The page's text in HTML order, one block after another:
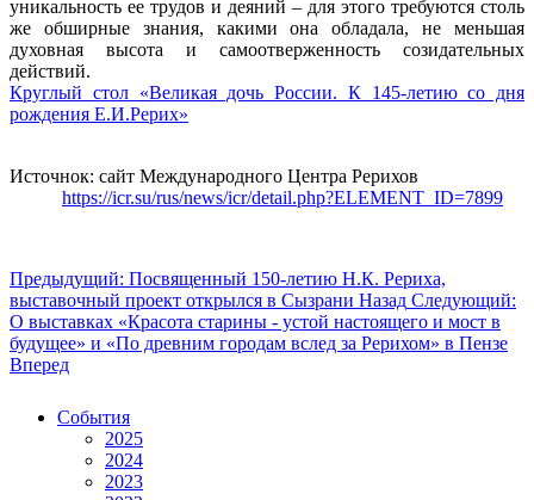
уникальность ее трудов и деяний – для этого требуются столь
же обширные знания, какими она обладала, не меньшая
духовная высота и самоотверженность созидательных
действий.
Круглый стол «Великая дочь России. К 145-летию со дня
рождения Е.И.Рерих»
Источнок: сайт Международного Центра Рерихов
https://icr.su/rus/news/icr/detail.php?ELEMENT_ID=7899
Предыдущий: Посвященный 150-летию Н.К. Рериха,
выставочный проект открылся в Сызрани Назад Следующий:
О выставках «Красота старины - устой настоящего и мост в
будущее» и «По древним городам вслед за Рерихом» в Пензе
Вперед
События
2025
2024
2023